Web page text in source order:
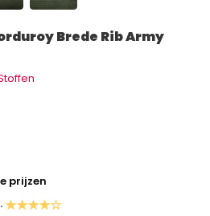
Brede Rib Army
prijzen
★★★★☆